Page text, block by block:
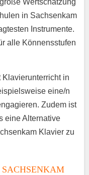
Wertschätzung
in Sachsenkam
Instrumente.
alle Könnensstufen
in
eine/n
Zudem ist
eine Alternative
Klavier zu